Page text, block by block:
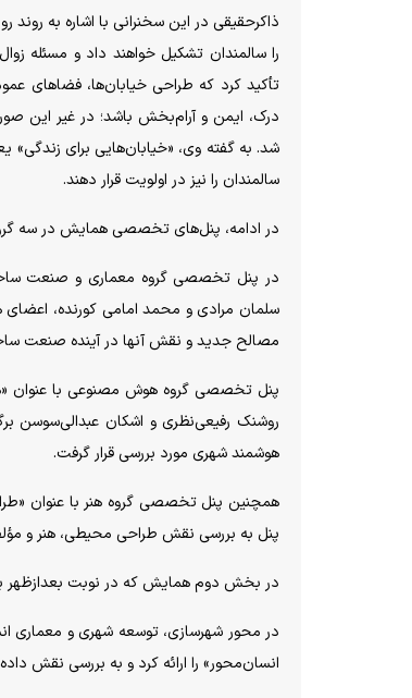
را سالمندان تشکیل خواهند داد و مسئله
تأکید کرد که طراحی خیابان‌ها، فضا‌های
درک، ایمن و آرام‌بخش باشد؛ در غیر این
شد. به گفته وی، «خیابان‌هایی برای زندگی»
سالمندان را نیز در اولویت قرار دهند.
در ادامه، پنل‌های تخصصی همایش در سه
در پنل تخصصی گروه معماری و صنعت
سلمان مرادی و محمد امامی کورنده، اعضای
مصالح جدید و نقش آنها در آینده صنعت
پنل تخصصی گروه هوش مصنوعی با عنوان
روشنک رفیعی‌نظری و اشکان عبدالی‌سوسن
هوشمند شهری مورد بررسی قرار گرفت.
همچنین پنل تخصصی گروه هنر با عنوان
پنل به بررسی نقش طراحی محیطی، هنر و
در بخش دوم همایش که در نوبت بعدازظهر
در محور شهرسازی، توسعه شهری و معماری
انسان‌محور» را ارائه کرد و به بررسی نقش